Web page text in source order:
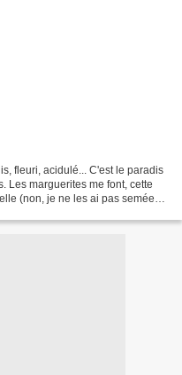
fleuri, acidulé... C'est le paradis
Les marguerites me font, cette
(non, je ne les ai pas semées